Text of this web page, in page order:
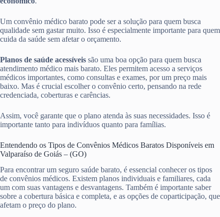
Um convênio médico barato pode ser a solução para quem busca
qualidade sem gastar muito. Isso é especialmente importante para quem
cuida da saúde sem afetar o orçamento.
Planos de saúde acessíveis são uma boa opção para quem busca
atendimento médico mais barato. Eles permitem acesso a serviços
médicos importantes, como consultas e exames, por um preço mais
baixo. Mas é crucial escolher o convênio certo, pensando na rede
credenciada, coberturas e carências.
Assim, você garante que o plano atenda às suas necessidades. Isso é
importante tanto para indivíduos quanto para famílias.
Entendendo os Tipos de Convênios Médicos Baratos Disponíveis em
Valparaíso de Goiás – (GO)
Para encontrar um seguro saúde barato, é essencial conhecer os tipos
de convênios médicos. Existem planos individuais e familiares, cada
um com suas vantagens e desvantagens. Também é importante saber
sobre a cobertura básica e completa, e as opções de coparticipação, que
afetam o preço do plano.